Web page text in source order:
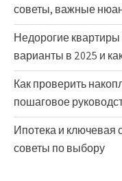
советы, важные
Недорогие
варианты в 2025 и
Как проверить
пошаговое
Ипотека и ключевая
советы по выбору